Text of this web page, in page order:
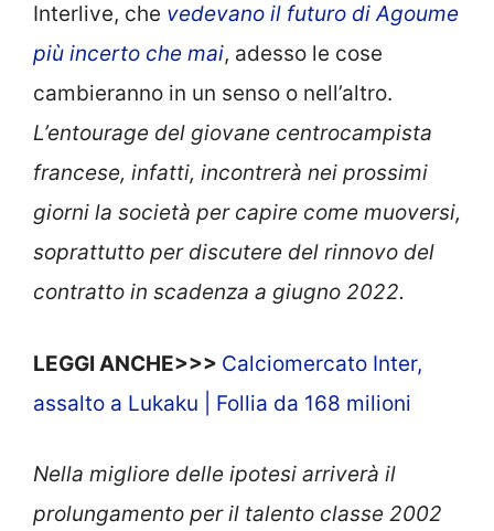
Interlive, che vedevano il futuro di Agoume
più incerto che mai, adesso le cose
cambieranno in un senso o nell’altro.
L’entourage del giovane centrocampista
francese, infatti, incontrerà nei prossimi
giorni la società per capire come muoversi,
soprattutto per discutere del rinnovo del
contratto in scadenza a giugno 2022.
LEGGI ANCHE>>> Calciomercato Inter,
assalto a Lukaku | Follia da 168 milioni
Nella migliore delle ipotesi arriverà il
prolungamento per il talento classe 2002